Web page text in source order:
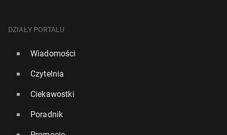
DZIAŁY PORTALU
Wiadomości
Czytelnia
Ciekawostki
Poradnik